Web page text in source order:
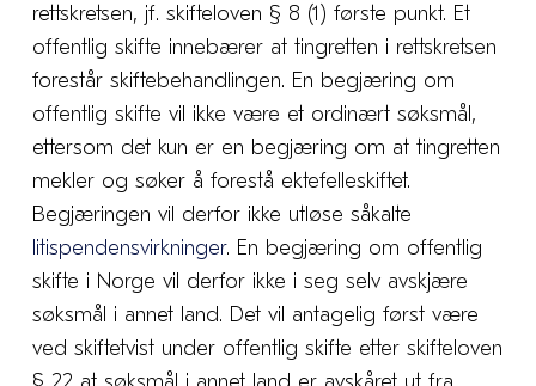
rettskretsen, jf. skifteloven § 8 (1) første punkt. Et
offentlig skifte innebærer at tingretten i rettskretsen
forestår skiftebehandlingen. En begjæring om
offentlig skifte vil ikke være et ordinært søksmål,
ettersom det kun er en begjæring om at tingretten
mekler og søker å forestå ektefelleskiftet.
Begjæringen vil derfor ikke utløse såkalte
litispendensvirkninger. En begjæring om offentlig
skifte i Norge vil derfor ikke i seg selv avskjære
søksmål i annet land. Det vil antagelig først være
ved skiftetvist under offentlig skifte etter skifteloven